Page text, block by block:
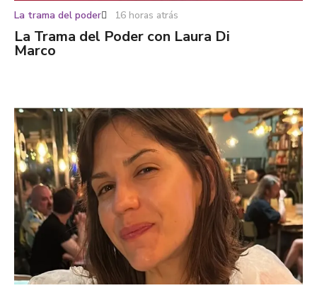
La trama del poder 16 horas atrás
La Trama del Poder con Laura Di
Marco